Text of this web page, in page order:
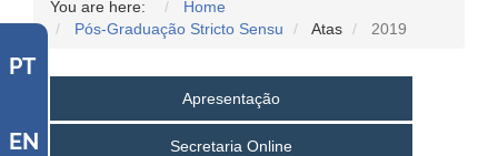
PT
EN
You are here:
Home
Pós-Graduação Stricto Sensu
Atas 2019
Apresentação
Secretaria Online